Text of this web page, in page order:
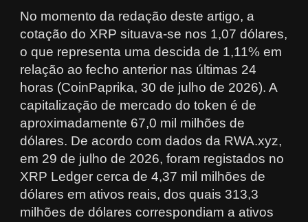
No momento da redação deste artigo, a
cotação do XRP situava-se nos 1,07 dólares,
o que representa uma descida de 1,11% em
relação ao fecho anterior nas últimas 24
horas (CoinPaprika, 30 de julho de 2026). A
capitalização de mercado do token é de
aproximadamente 67,0 mil milhões de
dólares. De acordo com dados da RWA.xyz,
em 29 de julho de 2026, foram registados no
XRP Ledger cerca de 4,37 mil milhões de
dólares em ativos reais, dos quais 313,3
milhões de dólares correspondiam a ativos